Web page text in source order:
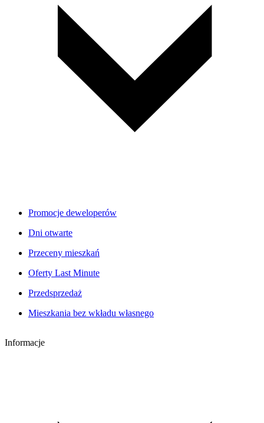
Promocje deweloperów
Dni otwarte
Przeceny mieszkań
Oferty Last Minute
Przedsprzedaż
Mieszkania bez wkładu własnego
Informacje